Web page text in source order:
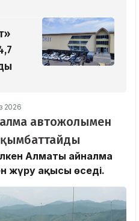
2026
автожолымен
Алматы айналма
жүру ақысы өседі.